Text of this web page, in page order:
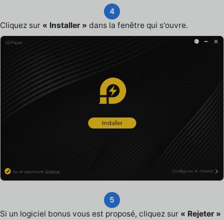
4
Cliquez sur « Installer » dans la fenêtre qui s'ouvre.
5
Si un logiciel bonus vous est proposé, cliquez sur « Rejeter »